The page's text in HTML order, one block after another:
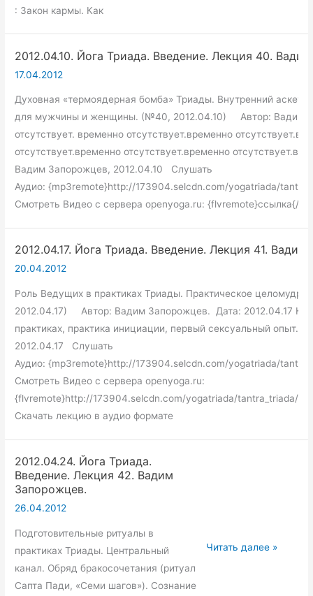
: Закон кармы. Как
2012.04.10. Йога Триада. Введение. Лекция 40.
17.04.2012
Духовная «термоядерная бомба» Триады. Внутренний
для мужчины и женщины. (№40, 2012.04.10) Автор: Вадим
отсутствует. временно отсутствует.временно
отсутствует.временно отсутствует.временно
Вадим Запорожцев, 2012.04.10 Слушать
Аудио: {mp3remote}http://173904.selcdn.com/yogatriada/
Смотреть Видео с сервера openyoga.ru: {flvremote}ссылка{/
2012.04.17. Йога Триада. Введение. Лекция 41.
20.04.2012
Роль Ведущих в практиках Триады. Практическое
2012.04.17) Автор: Вадим Запорожцев. Дата: 2012.04.17
практиках, практика инициации, первый сексуальный
2012.04.17 Слушать
Аудио: {mp3remote}http://173904.selcdn.com/yogatriada/
Смотреть Видео с сервера openyoga.ru:
{flvremote}http://173904.selcdn.com/yogatriada/tantra_triada/
Скачать лекцию в аудио формате
2012.04.24. Йога Триада.
Введение. Лекция 42. Вадим
Запорожцев.
26.04.2012
Подготовительные ритуалы в
практиках Триады. Центральный
канал. Обряд бракосочетания (ритуал
Сапта Пади, «Семи шагов»). Сознание
2012.04.24.
Читать далее »